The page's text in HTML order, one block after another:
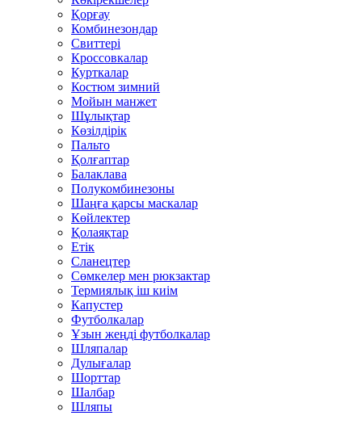
Қорғау
Комбинезондар
Свиттері
Кроссовкалар
Курткалар
Костюм зимний
Мойын манжет
Шұлықтар
Көзілдірік
Пальто
Қолғаптар
Балаклава
Полукомбинезоны
Шаңға қарсы маскалар
Көйлектер
Қолаяқтар
Етік
Сланецтер
Сөмкелер мен рюкзактар
Термиялық іш киім
Капустер
Футболкалар
Ұзын жеңді футболкалар
Шляпалар
Дулығалар
Шорттар
Шалбар
Шляпы